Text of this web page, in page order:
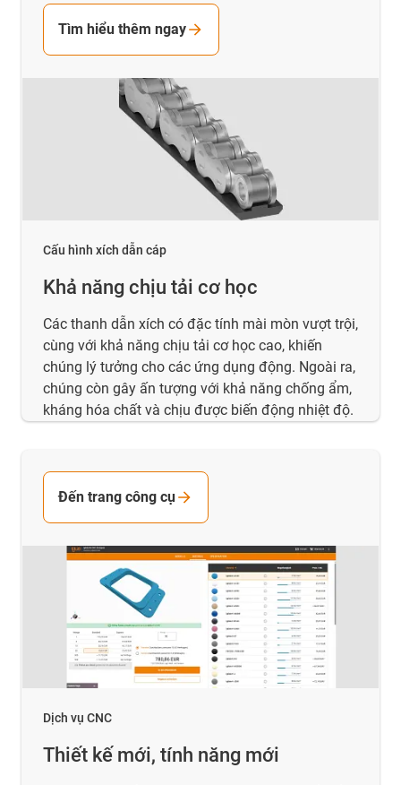
Cấu hình xích dẫn cáp
Khả năng chịu tải cơ học
Các thanh dẫn xích có đặc tính mài mòn vượt trội,
cùng với khả năng chịu tải cơ học cao, khiến
chúng lý tưởng cho các ứng dụng động. Ngoài ra,
chúng còn gây ấn tượng với khả năng chống ẩm,
kháng hóa chất và chịu được biến động nhiệt độ.
Tìm hiểu thêm ngay
Dịch vụ CNC
Thiết kế mới, tính năng mới
Đến trang công cụ